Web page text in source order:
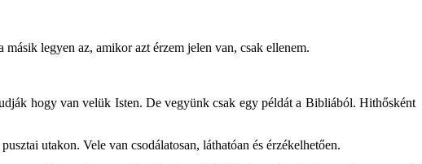
legyen az, amikor azt érzem jelen van, csak ellenem.
hogy van velük Isten. De vegyünk csak egy példát a Bibliából. Hithősként
utakon. Vele van csodálatosan, láthatóan és érzékelhetően.